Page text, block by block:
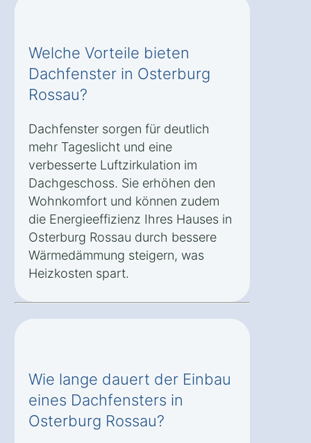
Welche Vorteile bieten
Dachfenster in Osterburg
Rossau?
Dachfenster sorgen für deutlich
mehr Tageslicht und eine
verbesserte Luftzirkulation im
Dachgeschoss. Sie erhöhen den
Wohnkomfort und können zudem
die Energieeffizienz Ihres Hauses in
Osterburg Rossau durch bessere
Wärmedämmung steigern, was
Heizkosten spart.
Wie lange dauert der Einbau
eines Dachfensters in
Osterburg Rossau?